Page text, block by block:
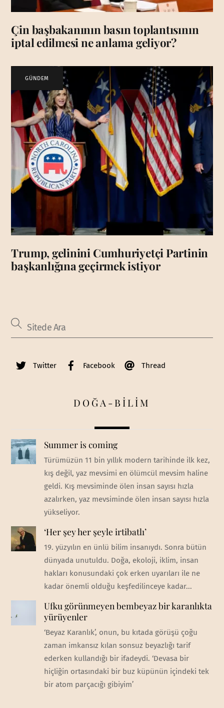
Çin başbakanının basın toplantısının
iptal edilmesi ne anlama geliyor?
GÜNDEM
Trump, gelinini Cumhuriyetçi Partinin
başkanlığına geçirmek istiyor
Twitter Facebook Thread
DOĞA-BİLİM
Summer is coming
Türümüzün 11 bin yıllık modern tarihinde ilk kez,
kış değil, yaz mevsimi en ölümcül mevsim haline
geldi. Kış mevsiminde ölen insan sayısı hızla
azalırken, yaz mevsiminde ölen insan sayısı hızla
yükseliyor.
‘Her şey her şeyle irtibatlı’
19. yüzyılın en ünlü bilim insanıydı. Sonra bütün
dünyada unutuldu. Doğa, ekoloji, iklim, insan
hakları konusundaki çok erken uyarıları ile ne
kadar önemli olduğu keşfedilinceye kadar...
Ufku görünmeyen bembeyaz bir karanlıkta
yürüyenler
‘Beyaz Karanlık’, onun, bu kıtada görüşü çoğu
zaman imkansız kılan sonsuz beyazlığı tarif
ederken kullandığı bir ifadeydi. ‘Devasa bir
hiçliğin ortasındaki bir buz küpünün içindeki tek
bir atom parçacığı gibiyim’